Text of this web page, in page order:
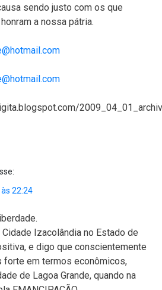
sendo justo com os que
a nossa pátria.
22:24
Cidade Izacolândia no Estado de
e digo que conscientemente
forte em termos econômicos,
de Lagoa Grande, quando na